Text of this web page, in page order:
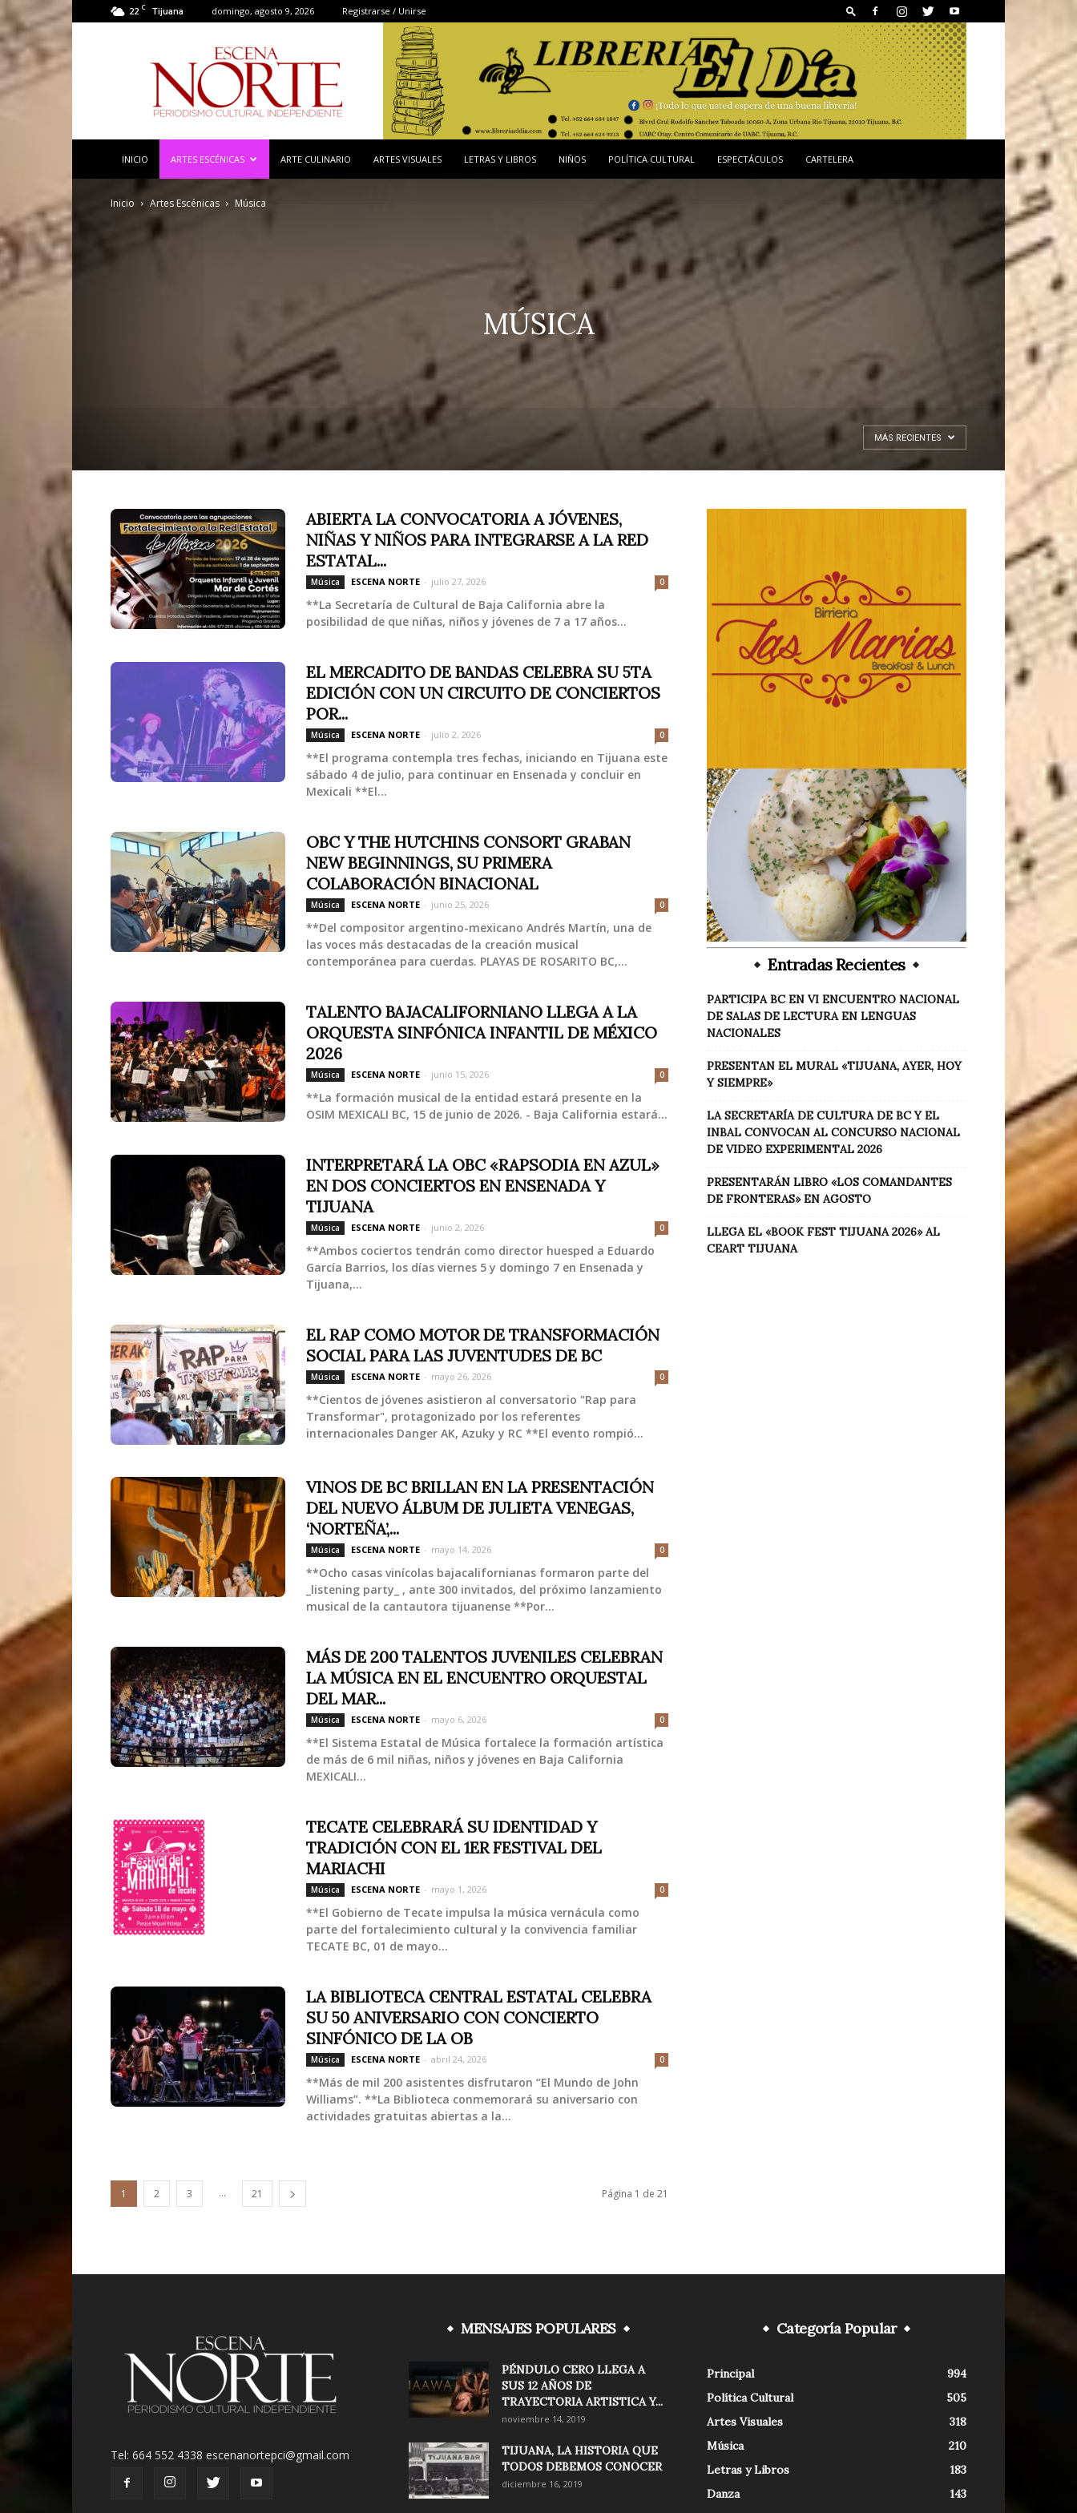
22 C Tijuana domingo, agosto 9, 2026 Registrarse / Unirse
Norte
INICIO ARTES ESCÉNICAS ARTE CULINARIO ARTES VISUALES LETRAS Y LIBROS NIÑOS POLÍTICA CULTURAL ESPECTÁCULOS CARTELERA
Inicio Artes Escénicas Música
MÚSICA
MÁS RECIENTES
ABIERTA LA CONVOCATORIA A JÓVENES,
NIÑAS Y NIÑOS PARA INTEGRARSE A LA RED
ESTATAL...
Música ESCENA NORTE - julio 27, 2026 0
**La Secretaría de Cultural de Baja California abre la
posibilidad de que niñas, niños y jóvenes de 7 a 17 años...
EL MERCADITO DE BANDAS CELEBRA SU 5TA
EDICIÓN CON UN CIRCUITO DE CONCIERTOS
POR...
Música ESCENA NORTE - julio 2, 2026 0
**El programa contempla tres fechas, iniciando en Tijuana este
sábado 4 de julio, para continuar en Ensenada y concluir en
Mexicali **El...
OBC Y THE HUTCHINS CONSORT GRABAN
NEW BEGINNINGS, SU PRIMERA
COLABORACIÓN BINACIONAL
Música ESCENA NORTE - junio 25, 2026 0
**Del compositor argentino-mexicano Andrés Martín, una de
las voces más destacadas de la creación musical
contemporánea para cuerdas. PLAYAS DE ROSARITO BC,...
TALENTO BAJACALIFORNIANO LLEGA A LA
ORQUESTA SINFÓNICA INFANTIL DE MÉXICO
2026
Música ESCENA NORTE - junio 15, 2026 0
**La formación musical de la entidad estará presente en la
OSIM MEXICALI BC, 15 de junio de 2026. - Baja California estará...
INTERPRETARÁ LA OBC «RAPSODIA EN AZUL»
EN DOS CONCIERTOS EN ENSENADA Y
TIJUANA
Música ESCENA NORTE - junio 2, 2026 0
**Ambos cociertos tendrán como director huesped a Eduardo
García Barrios, los días viernes 5 y domingo 7 en Ensenada y
Tijuana,...
EL RAP COMO MOTOR DE TRANSFORMACIÓN
SOCIAL PARA LAS JUVENTUDES DE BC
Música ESCENA NORTE - mayo 26, 2026 0
**Cientos de jóvenes asistieron al conversatorio "Rap para
Transformar", protagonizado por los referentes
internacionales Danger AK, Azuky y RC **El evento rompió...
VINOS DE BC BRILLAN EN LA PRESENTACIÓN
DEL NUEVO ÁLBUM DE JULIETA VENEGAS,
‘NORTEÑA’,...
Música ESCENA NORTE - mayo 14, 2026 0
**Ocho casas vinícolas bajacalifornianas formaron parte del
_listening party_ , ante 300 invitados, del próximo lanzamiento
musical de la cantautora tijuanense **Por...
MÁS DE 200 TALENTOS JUVENILES CELEBRAN
LA MÚSICA EN EL ENCUENTRO ORQUESTAL
DEL MAR...
Música ESCENA NORTE - mayo 6, 2026 0
**El Sistema Estatal de Música fortalece la formación artística
de más de 6 mil niñas, niños y jóvenes en Baja California
MEXICALI...
TECATE CELEBRARÁ SU IDENTIDAD Y
TRADICIÓN CON EL 1ER FESTIVAL DEL
MARIACHI
Música ESCENA NORTE - mayo 1, 2026 0
**El Gobierno de Tecate impulsa la música vernácula como
parte del fortalecimiento cultural y la convivencia familiar
TECATE BC, 01 de mayo...
LA BIBLIOTECA CENTRAL ESTATAL CELEBRA
SU 50 ANIVERSARIO CON CONCIERTO
SINFÓNICO DE LA OB
Música ESCENA NORTE - abril 24, 2026 0
**Más de mil 200 asistentes disfrutaron “El Mundo de John
Williams”. **La Biblioteca conmemorará su aniversario con
actividades gratuitas abiertas a la...
1 2 3 ... 21 Página 1 de 21
Entradas Recientes
PARTICIPA BC EN VI ENCUENTRO NACIONAL
DE SALAS DE LECTURA EN LENGUAS
NACIONALES
PRESENTAN EL MURAL «TIJUANA, AYER, HOY
Y SIEMPRE»
LA SECRETARÍA DE CULTURA DE BC Y EL
INBAL CONVOCAN AL CONCURSO NACIONAL
DE VIDEO EXPERIMENTAL 2026
PRESENTARÁN LIBRO «LOS COMANDANTES
DE FRONTERAS» EN AGOSTO
LLEGA EL «BOOK FEST TIJUANA 2026» AL
CEART TIJUANA
Tel: 664 552 4338 escenanortepci@gmail.com
MENSAJES POPULARES
PÉNDULO CERO LLEGA A
SUS 12 AÑOS DE
TRAYECTORIA ARTISTICA Y...
noviembre 14, 2019
TIJUANA, LA HISTORIA QUE
TODOS DEBEMOS CONOCER
diciembre 16, 2019
Categoría Popular
Principal
994
Política Cultural
505
Artes Visuales
318
Música
210
Letras y Libros
183
Danza
143